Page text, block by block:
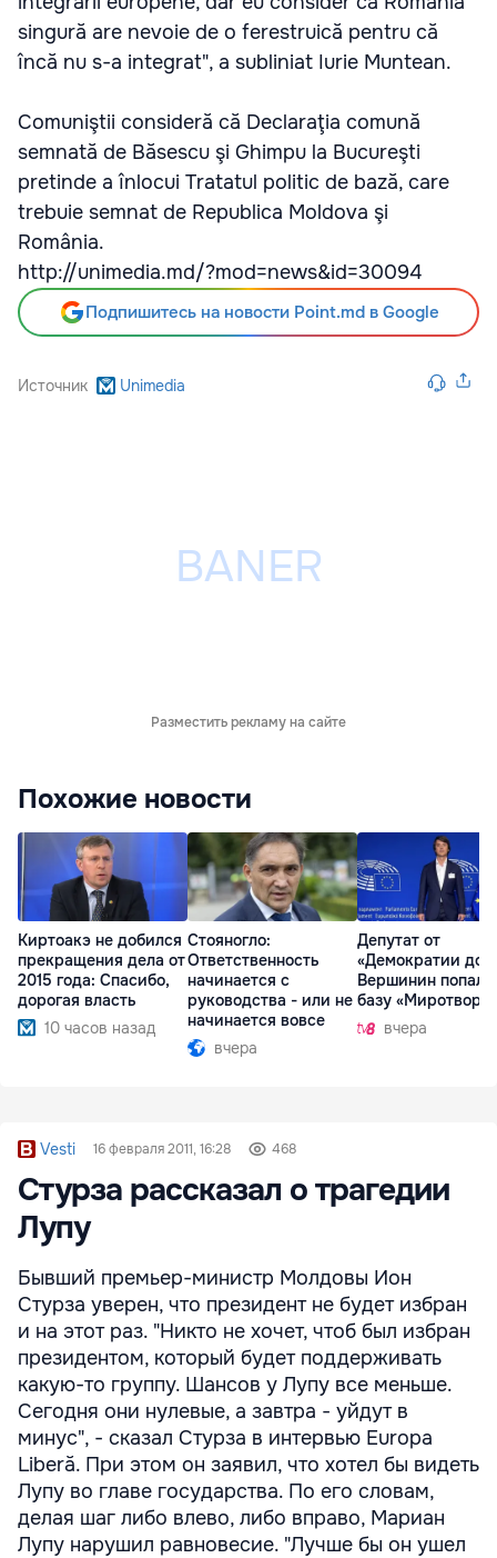
singură are nevoie de o ferestruică pentru că
încă nu s-a integrat", a subliniat Iurie Muntean.
Comuniştii consideră că Declaraţia comună
semnată de Băsescu şi Ghimpu la Bucureşti
pretinde a înlocui Tratatul politic de bază, care
trebuie semnat de Republica Moldova şi
România.
http://unimedia.md/?mod=news&id=30094
Подпишитесь на новости Point.md в Google
Источник Unimedia
Разместить рекламу на сайте
Похожие новости
Киртоакэ не добился
прекращения дела от
2015 года: Спасибо,
дорогая власть
10 часов назад
Стояногло:
Ответственность
начинается с
руководства - или не
начинается вовсе
вчера
Депутат от
«Демократии
Вершинин попал в
базу
вчера
Vesti 16 февраля 2011, 16:28 468
Стурза рассказал о трагедии
Лупу
Бывший премьер-министр Молдовы Ион
Стурза уверен, что президент не будет избран
и на этот раз. "Никто не хочет, чтоб был избран
президентом, который будет поддерживать
какую-то группу. Шансов у Лупу все меньше.
Сегодня они нулевые, а завтра - уйдут в
минус", - сказал Стурза в интервью Europa
Liberă. При этом он заявил, что хотел бы видеть
Лупу во главе государства. По его словам,
делая шаг либо влево, либо вправо, Мариан
Лупу нарушил равновесие. "Лучше бы он ушел